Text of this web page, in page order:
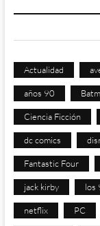
Actualidad
años 90
Ciencia Ficción
dc comics
Fantastic Four
jack kirby los
netflix PC